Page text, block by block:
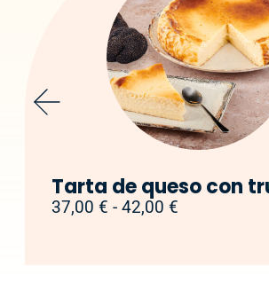
Tarta de queso con
37,00 € - 42,00 €